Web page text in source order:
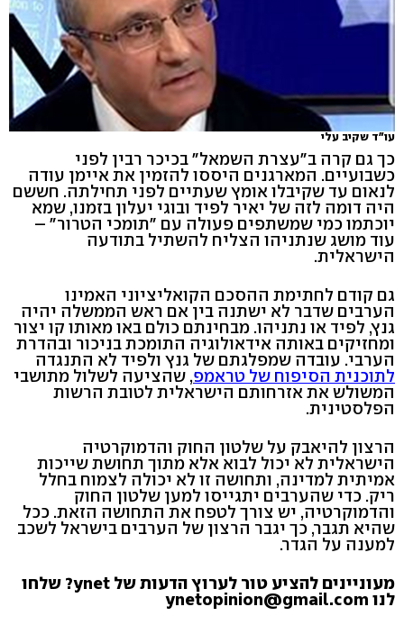
עו"ד שקיב עלי
כך גם קרה ב"עצרת השמאל" בכיכר רבין לפני
כשבועיים. המארגנים היססו להזמין את איימן עודה
לנאום עד שקיבלו אומץ שעתיים לפני תחילתה. חששם
היה דומה לזה של יאיר לפיד ובוגי יעלון בזמנו, שמא
יוכתמו כמי שמשתפים פעולה עם "תומכי הטרור" –
עוד מושג שנתניהו הצליח להשתיל בתודעה
הישראלית.
גם קודם לחתימת ההסכם הקואליציוני האמינו
הערבים שדבר לא ישתנה בין אם ראש הממשלה יהיה
גנץ, לפיד או נתניהו. מבחינתם כולם באו מאותו קו יצור
ומחזיקים באותה אידאולוגיה התומכת בניכור ובהדרת
הערבי. עובדה שמפלגתם של גנץ ולפיד לא התנגדה
לתוכנית הסיפוח של טראמפ, שהציעה לשלול מתושבי
המשולש את אזרחותם הישראלית לטובת הרשות
הפלסטינית.
הרצון להיאבק על שלטון החוק והדמוקרטיה
הישראלית לא יכול לבוא אלא מתוך תחושת שייכות
אמיתית למדינה, ותחושה זו לא יכולה לצמוח בחלל
ריק. כדי שהערבים יתגייסו למען שלטון החוק
והדמוקרטיה, יש צורך לטפח את התחושה הזאת. ככל
שהיא תגבר, כך יגבר הרצון של הערבים בישראל לשכב
למענה על הגדר.
מעוניינים להציע טור לערוץ הדעות של ynet? שלחו
לנו ynetopinion@gmail.com